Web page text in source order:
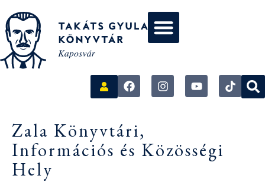
Zala Könyvtári,
Információs és Közösségi
Hely